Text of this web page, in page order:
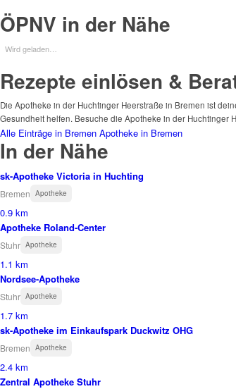
ÖPNV in der Nähe
Wird geladen…
Rezepte einlösen &
Die Apotheke in der Huchtinger Heerstraße in Bremen ist
Gesundheit helfen. Besuche die Apotheke in der Huchtinger
Alle Einträge in Bremen Apotheke in Bremen
In der Nähe
sk-Apotheke Victoria in Huchting
Bremen Apotheke
0.9 km
Apotheke Roland-Center
Stuhr Apotheke
1.1 km
Nordsee-Apotheke
Stuhr Apotheke
1.7 km
sk-Apotheke im Einkaufspark Duckwitz OHG
Bremen Apotheke
2.4 km
Zentral Apotheke Stuhr